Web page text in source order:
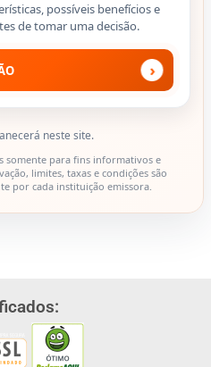
possíveis benefícios e
de tomar uma decisão.
›
neste site.
somente para fins informativos e
limites, taxas e condições são
por cada instituição emissora.